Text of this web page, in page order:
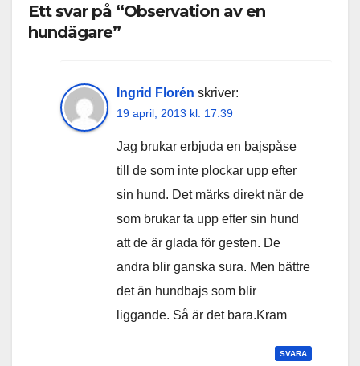
Ett svar på “Observation av en
hundägare”
Ingrid Florén skriver:
19 april, 2013 kl. 17:39
Jag brukar erbjuda en bajspåse
till de som inte plockar upp efter
sin hund. Det märks direkt när de
som brukar ta upp efter sin hund
att de är glada för gesten. De
andra blir ganska sura. Men bättre
det än hundbajs som blir
liggande. Så är det bara.Kram
SVARA